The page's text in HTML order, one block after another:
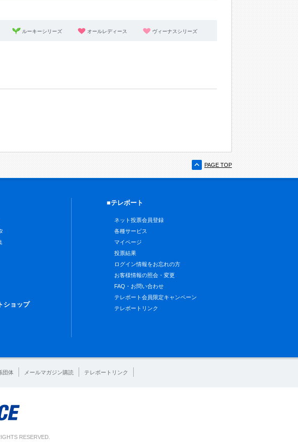
ルーキーシリーズ オールレディース ヴィーナスシリーズ
PAGE TOP
ショップ
■テレボート
ネット投票会員登録
各種サービス
マイページ
投票結果
ログイン情報をお忘れの方
お客様情報の照会・変更
FAQ・お問い合わせ
テレボート会員限定キャンペーン
テレボートリンク
団体 メールマガジン購読 テレボートリンク
RESERVED.